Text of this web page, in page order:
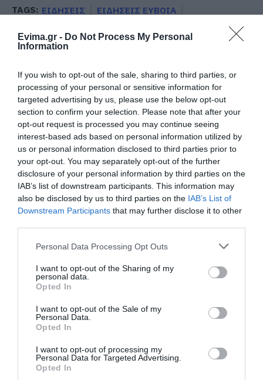
Evima.gr - Do Not Process My Personal
Information
If you wish to opt-out of the sale, sharing to third parties, or
processing of your personal or sensitive information for
targeted advertising by us, please use the below opt-out
section to confirm your selection. Please note that after your
opt-out request is processed you may continue seeing
interest-based ads based on personal information utilized by
us or personal information disclosed to third parties prior to
your opt-out. You may separately opt-out of the further
disclosure of your personal information by third parties on the
IAB’s list of downstream participants. This information may
also be disclosed by us to third parties on the IAB’s List of
Downstream Participants that may further disclose it to other
Please note that this website/app uses one or more Google
not limited to your visit or usage behaviour. You may click to
grant or deny consent to Google and its third-party tags to
use your data for below specified purposes in below Google
consent section.
Personal Data Processing Opt Outs
I want to opt-out of the Sharing of my
personal data.
Opted In
I want to opt-out of the Sale of my
Personal Data.
Opted In
I want to opt-out of processing my
Personal Data for Targeted Advertising.
Opted In
TAGS: ΕΙΔΗΣΕΙΣ
ΕΙΔΗΣΕΙΣ ΕΥΒΟΙΑ
ΡΟΗ ΕΙΔΗΣΕΩΝ
Διακοπές στην Κάρυστο: Το Χωνί
είναι ο προορισμός για
αυθεντικές ελληνικές γεύσεις
07.08.2026 | 16:15
Κρίση στο κόμμα Καρυστιανού:
Δύο ακόμη στελέχη αποχωρούν
καταγγέλλοντας κλειστό
σύστημα αποφάσεων
07.08.2026 | 16:00
Εικόνες ντροπής από
ασυνείδητους στην Εύβοια:
07.08.2026 | 15:45
Σκύρος: Επέστρεψαν στην Εύβοια
οι πυροσβέστες που έδωσαν μάχη
με τις φλόγες – Έφτασαν στην
07.08.2026 | 15:30
οι εθελοντικές ομάδες της
Εύβοιας ενισχύονται με
πυροσβεστικά οχήματα